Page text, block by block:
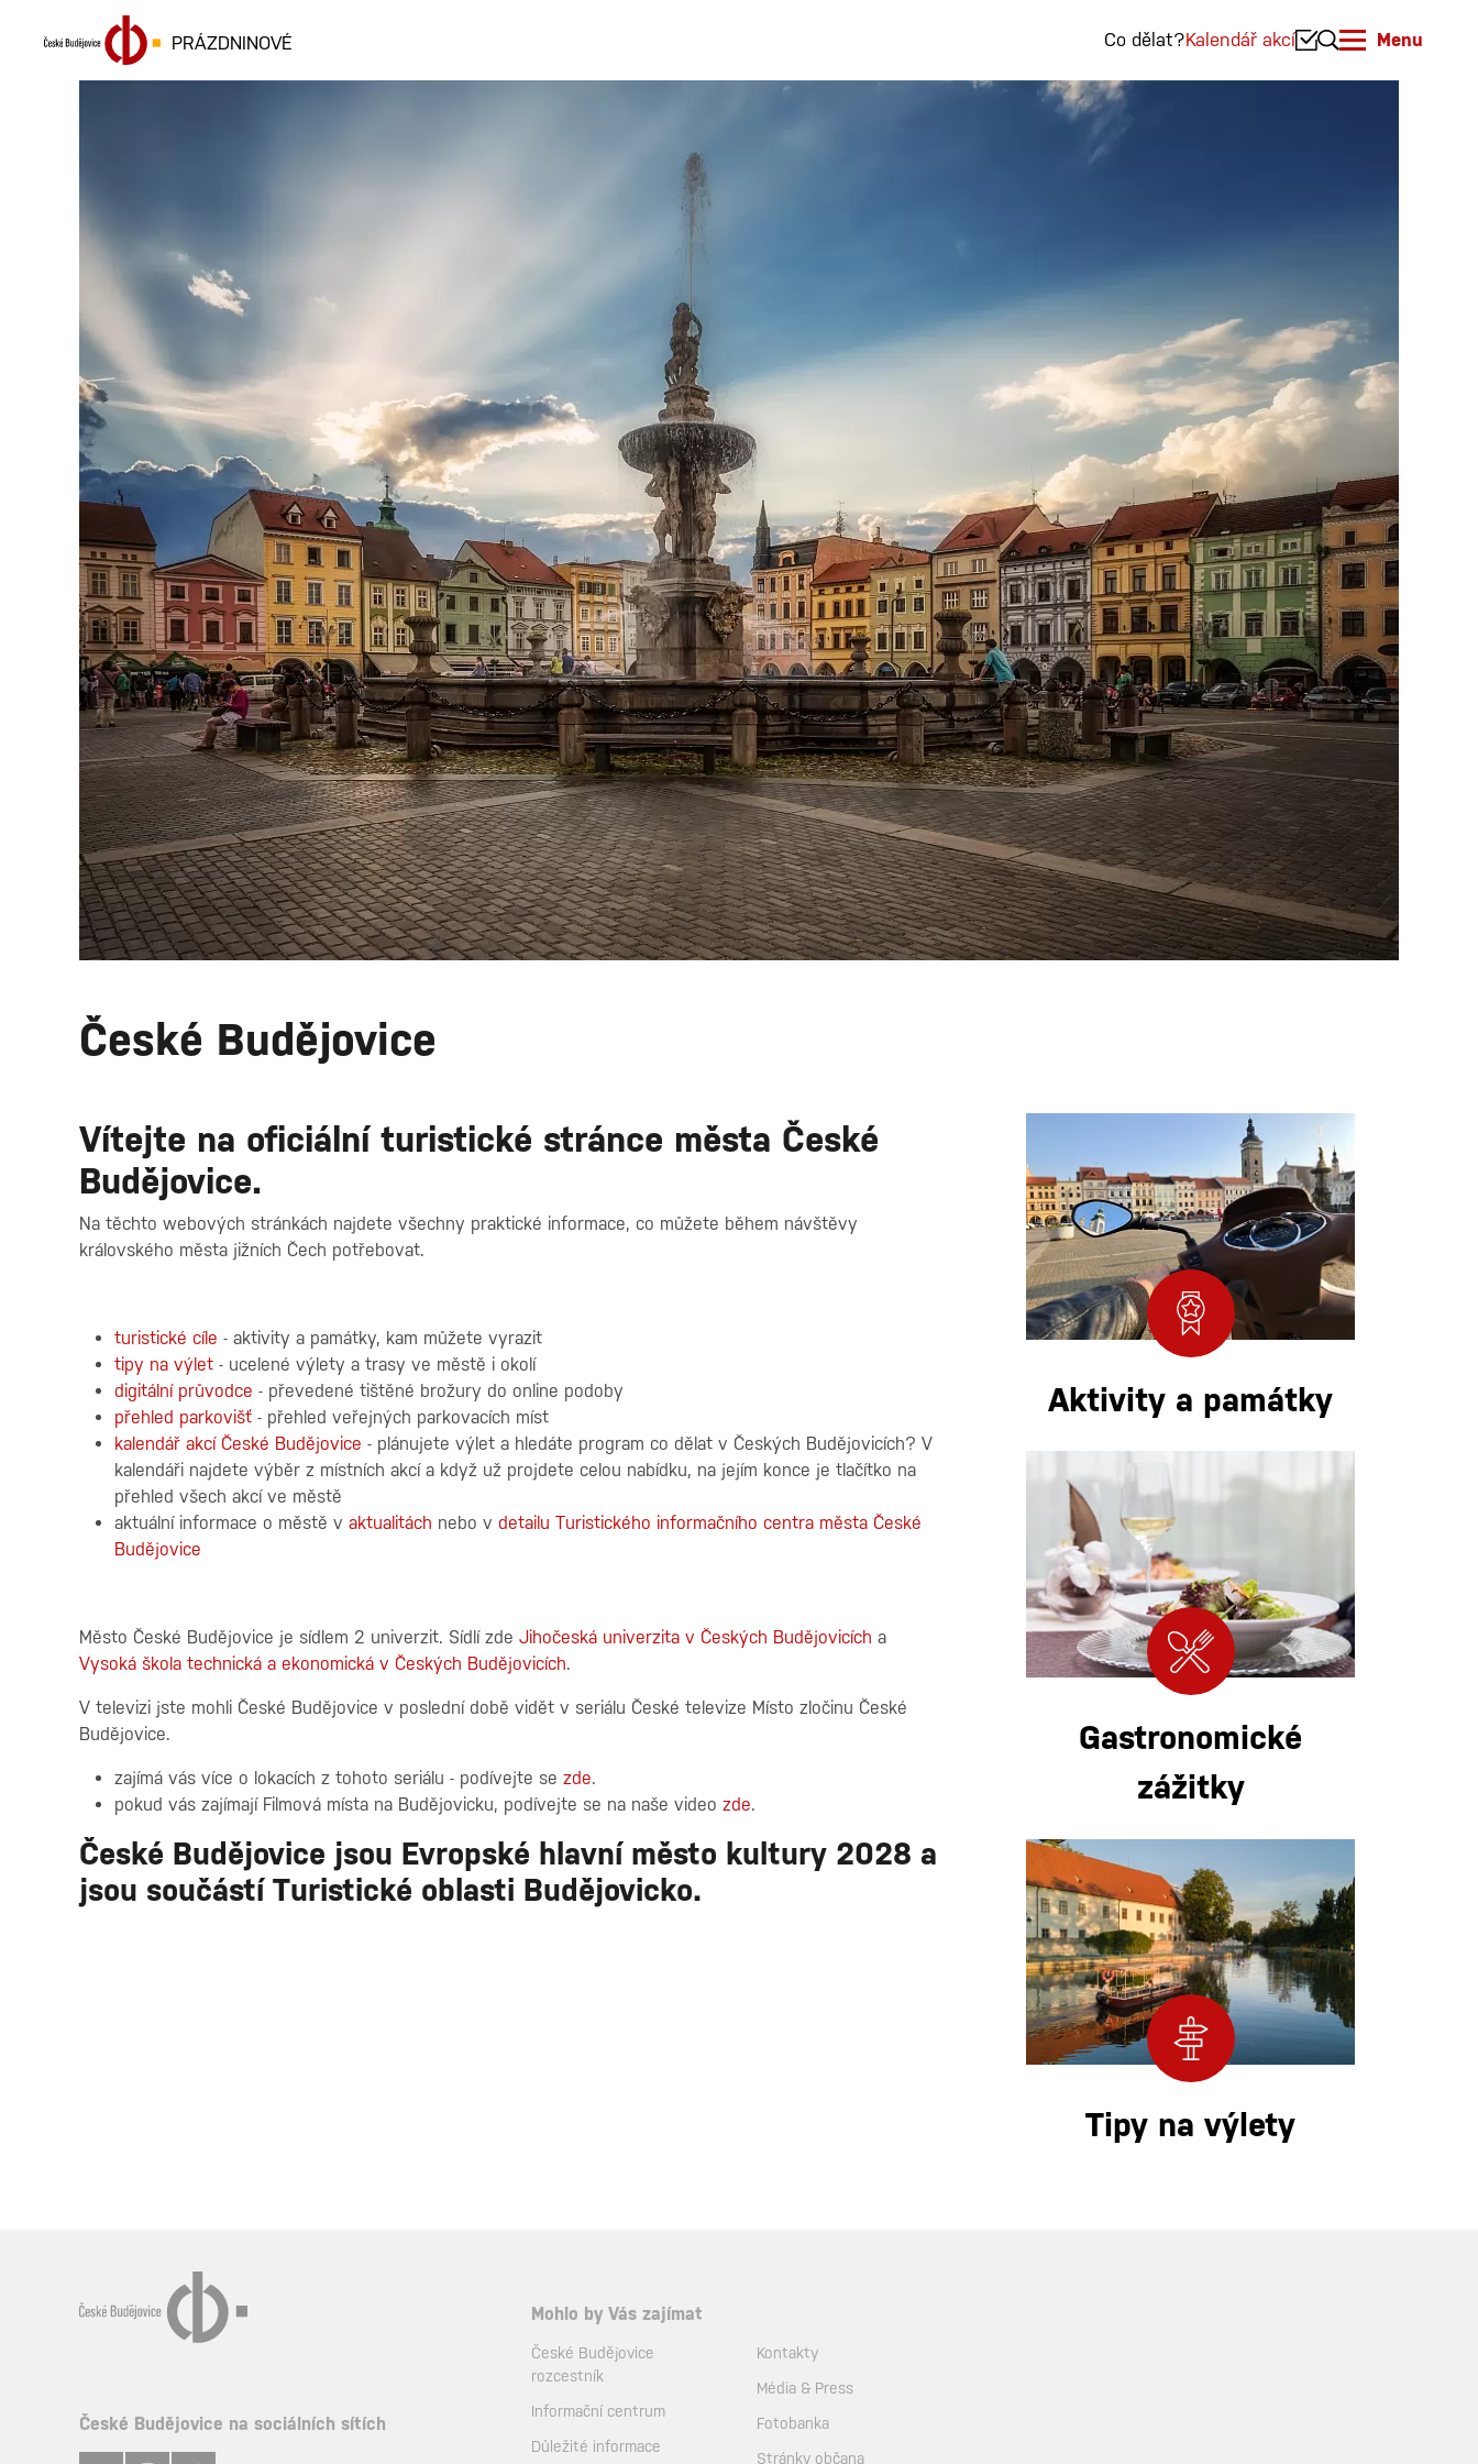
PRÁZDNINOVÉ Co dělat?Kalendář akcí Menu
České Budějovice
Vítejte na oficiální turistické stránce města České
Budějovice.
Na těchto webových stránkách najdete všechny praktické informace, co můžete během návštěvy
královského města jižních Čech potřebovat.
turistické cíle - aktivity a památky, kam můžete vyrazit
tipy na výlet - ucelené výlety a trasy ve městě i okolí
digitální průvodce - převedené tištěné brožury do online podoby
přehled parkovišť - přehled veřejných parkovacích míst
kalendář akcí České Budějovice - plánujete výlet a hledáte program co dělat v Českých Budějovicích? V
kalendáři najdete výběr z místních akcí a když už projdete celou nabídku, na jejím konce je tlačítko na
přehled všech akcí ve městě
aktuální informace o městě v aktualitách nebo v detailu Turistického informačního centra města České
Budějovice
Město České Budějovice je sídlem 2 univerzit. Sídlí zde Jihočeská univerzita v Českých Budějovicích a
Vysoká škola technická a ekonomická v Českých Budějovicích.
V televizi jste mohli České Budějovice v poslední době vidět v seriálu České televize Místo zločinu České
Budějovice.
zajímá vás více o lokacích z tohoto seriálu - podívejte se zde.
pokud vás zajímají Filmová místa na Budějovicku, podívejte se na naše video zde.
České Budějovice jsou Evropské hlavní město kultury 2028 a
jsou součástí Turistické oblasti Budějovicko.
Aktivity a památky
Gastronomické
zážitky
Tipy na výlety
České Budějovice na sociálních sítích
Mohlo by Vás zajímat
České Budějovice
rozcestník
Informační centrum
Důležité informace
Kontakty
Média & Press
Fotobanka
Stránky občana